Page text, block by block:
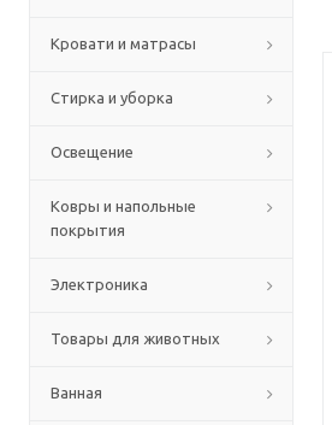
Кровати и матрасы
Стирка и уборка
Освещение
Ковры и напольные
покрытия
Электроника
Товары для животных
Ванная